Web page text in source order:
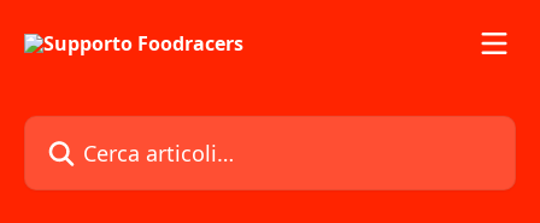
Cerca articoli…